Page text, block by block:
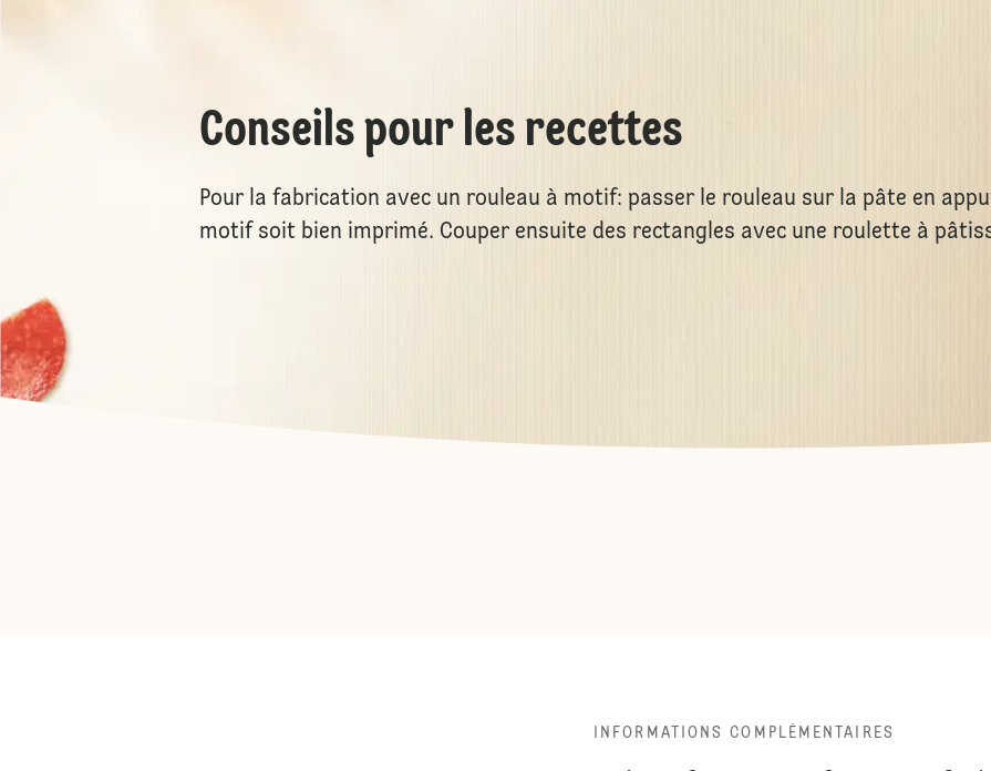
Conseils pour les recettes
Pour la fabrication avec un rouleau à motif: passer le rouleau sur la pâte en
motif soit bien imprimé. Couper ensuite des rectangles avec une roulette à
INFORMATIONS COMPLÉMENTAIRES